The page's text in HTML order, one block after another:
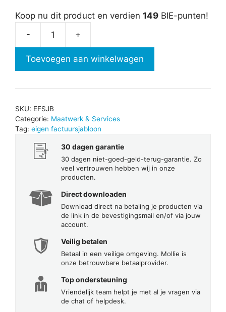
Koop nu dit product en verdien 149 BIE-punten!
-
aantal
+
Toevoegen aan winkelwagen
SKU: EFSJB
Categorie: Maatwerk & Services
Tag: eigen factuursjabloon
30 dagen garantie
30 dagen niet-goed-geld-terug-garantie. Zo
veel vertrouwen hebben wij in onze
producten.
Direct downloaden
Download direct na betaling je producten via
de link in de bevestigingsmail en/of via jouw
account.
Veilig betalen
Betaal in een veilige omgeving. Mollie is
onze betrouwbare betaalprovider.
Top ondersteuning
Vriendelijk team helpt je met al je vragen via
de chat of helpdesk.